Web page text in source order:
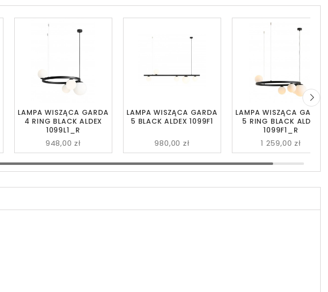
LAMPA WISZĄCA GARDA
4 RING BLACK ALDEX
1099L1_R
948,00 zł
LAMPA WISZĄCA GARDA
5 BLACK ALDEX 1099F1
980,00 zł
LAMPA WISZĄCA GARDA
5 RING BLACK ALDEX
1099F1_R
1 259,00 zł